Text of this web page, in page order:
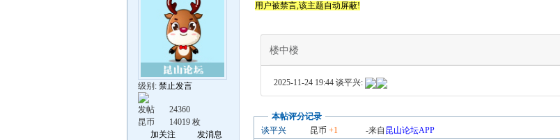
级别: 禁止发言
发帖
24360
昆币
14019 枚
加关注
发消息
用户被禁言,该主题自动屏蔽!
楼中楼
2025-11-24 19:44 谈平兴:
本帖评分记录
谈平兴
昆币 +1 -来自 昆山论坛APP